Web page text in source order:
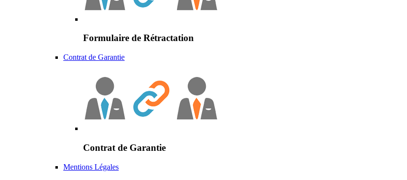
Formulaire de Rétractation
Contrat de Garantie
Contrat de Garantie
Mentions Légales